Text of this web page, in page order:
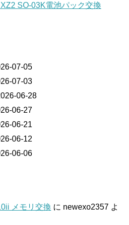
SO-03K電池パック交換
07-05
07-03
06-28
06-27
06-21
06-12
06-06
メモリ交換 に newexo2357 よ